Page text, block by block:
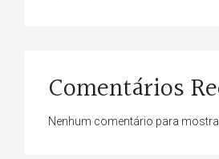
Comentários
Nenhum comentário para